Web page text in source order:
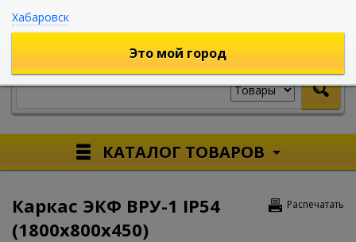
КАТАЛОГ ТОВАРОВ
Распечатать
Каркас ЭКФ ВРУ-1 IP54
(1800х800х450)
Хабаровск
Это мой город